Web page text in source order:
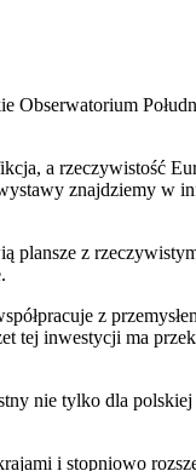
a rzeczywistość
znajdziemy w
plansze z
z
tej inwestycji ma
nie tylko dla
i stopniowo